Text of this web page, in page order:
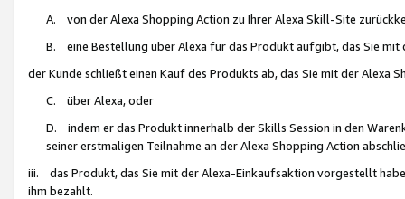
A. von der Alexa Shopping Action zu Ihrer Alexa Skill-Site
B. eine Bestellung über Alexa für das Produkt aufgibt, das Sie mit
der Kunde schließt einen Kauf des Produkts ab, das Sie mit der Alexa
C. über Alexa, oder
D. indem er das Produkt innerhalb der Skills Session in den
seiner erstmaligen Teilnahme an der Alexa Shopping Action
iii. das Produkt, das Sie mit der Alexa-Einkaufsaktion vorgestellt
ihm bezahlt.